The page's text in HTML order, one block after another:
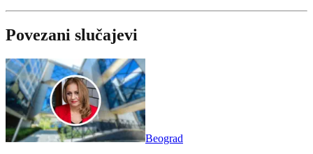
Povezani slučajevi
Beograd